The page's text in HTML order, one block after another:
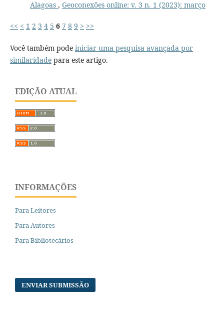
Alagoas , Geoconexões online: v. 3 n. 1 (2023): março
<< < 1 2 3 4 5 6 7 8 9 > >>
Você também pode iniciar uma pesquisa avançada por
similaridadepara este artigo.
EDIÇÃO ATUAL
INFORMAÇÕES
Para Leitores
Para Autores
Para Bibliotecários
ENVIAR SUBMISSÃO